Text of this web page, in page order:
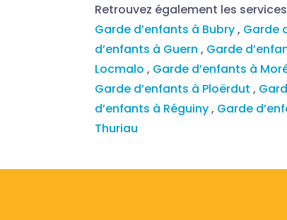
Retrouvez également les
Garde d’enfants à Bubry, Garde
d’enfants à Guern, Garde
Locmalo, Garde d’enfants à
Garde d’enfants à Ploërdut,
d’enfants à Réguiny, Garde
Thuriau